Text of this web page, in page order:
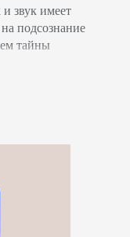
звук имеет
подсознание
тайны
и
до создания
интереса и